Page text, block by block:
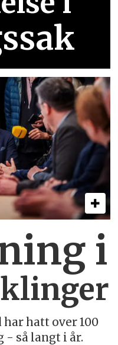
i
hatt over 100
så langt i år.